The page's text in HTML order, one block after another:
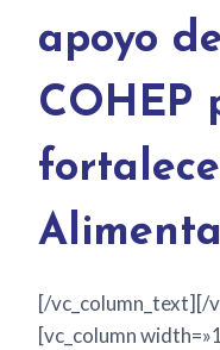
apoyo
COHEP
[/vc_column_text][/
[vc_column